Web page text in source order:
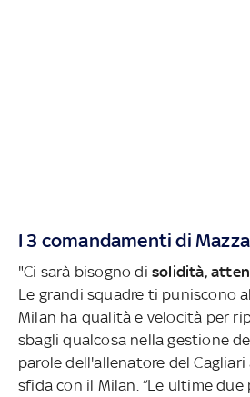
I 3 comandamenti di
"Ci sarà bisogno di solidità,
Le grandi squadre ti puniscono
Milan ha qualità e velocità per
sbagli qualcosa nella gestione
parole dell'allenatore del
sfida con il Milan. “Le ultime